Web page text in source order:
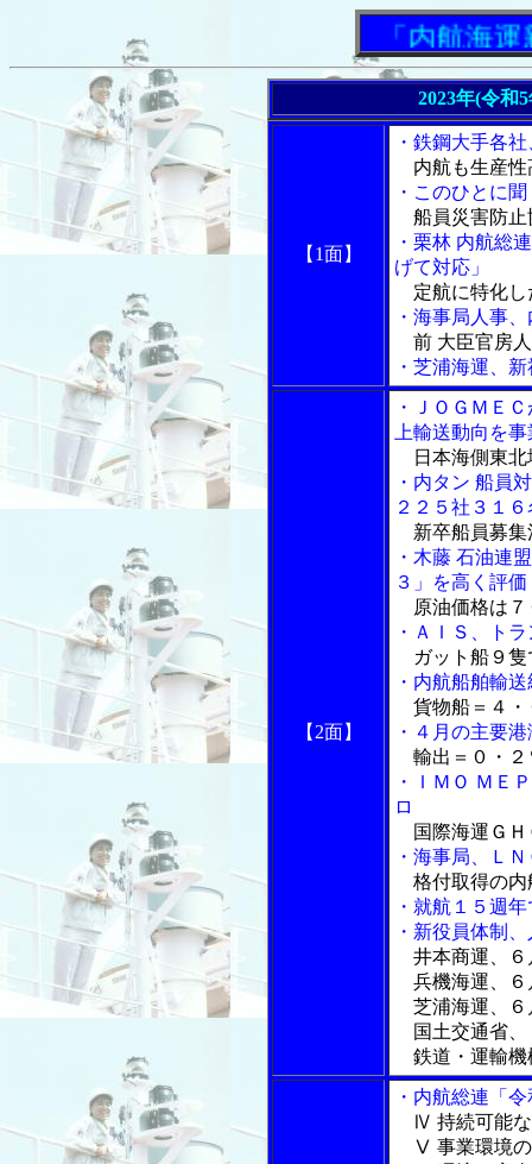
「内航海運新
2023年(令和
【1面】
・鉄鋼大手各
内航も生産性
・このひとに
船員災害防止
・栗林 内航総
げて対応」
定航に特化し
・海事局人事
前 大臣官房
・芝浦海運、
【2面】
・ＪＯＧＭＥ
上輸送動向を
日本海側東北
・内タン 船員
２２５社３１
新卒船員募集
・木藤 石油連
３」を高く評価
原油価格は７
・ＡＩＳ、ト
ガット船９隻
・内航船舶輸
貨物船＝４・
・４月の主要
輸出＝０・２
・ＩＭＯ ＭＥ
ロ
国際海運ＧＨ
・海事局、Ｌ
格付取得の内
・就航１５週
・新役員体制
井本商運、６
兵機海運、６
芝浦海運、６
国土交通省、
鉄道・運輸機
・内航総連「
Ⅳ 持続可能な
Ⅴ 事業環境の